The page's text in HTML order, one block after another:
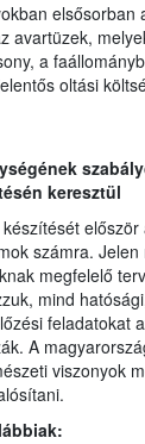
elsősorban
avartüzek,
a
oltási
keresztül
számra.
megfelelő
mind
feladatokat
A
viszonyok